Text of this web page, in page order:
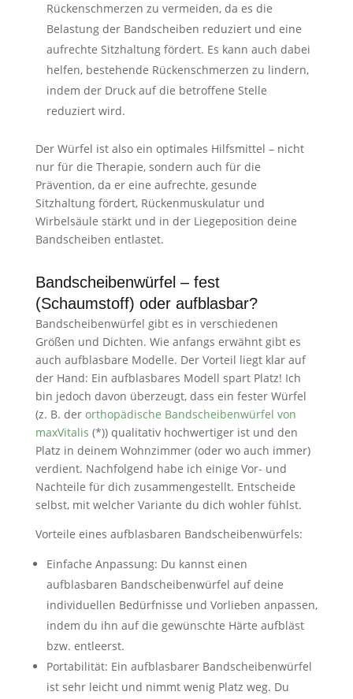
Rückenschmerzen zu vermeiden, da es die
Belastung der Bandscheiben reduziert und eine
aufrechte Sitzhaltung fördert. Es kann auch dabei
helfen, bestehende Rückenschmerzen zu lindern,
indem der Druck auf die betroffene Stelle
reduziert wird.
Der Würfel ist also ein optimales Hilfsmittel – nicht
nur für die Therapie, sondern auch für die
Prävention, da er eine aufrechte, gesunde
Sitzhaltung fördert, Rückenmuskulatur und
Wirbelsäule stärkt und in der Liegeposition deine
Bandscheiben entlastet.
Bandscheibenwürfel – fest
(Schaumstoff) oder aufblasbar?
Bandscheibenwürfel gibt es in verschiedenen
Größen und Dichten. Wie anfangs erwähnt gibt es
auch aufblasbare Modelle. Der Vorteil liegt klar auf
der Hand: Ein aufblasbares Modell spart Platz! Ich
bin jedoch davon überzeugt, dass ein fester Würfel
(z. B. der orthopädische Bandscheibenwürfel von
maxVitalis (*)) qualitativ hochwertiger ist und den
Platz in deinem Wohnzimmer (oder wo auch immer)
verdient. Nachfolgend habe ich einige Vor- und
Nachteile für dich zusammengestellt. Entscheide
selbst, mit welcher Variante du dich wohler fühlst.
Vorteile eines aufblasbaren Bandscheibenwürfels:
Einfache Anpassung: Du kannst einen
aufblasbaren Bandscheibenwürfel auf deine
individuellen Bedürfnisse und Vorlieben anpassen,
indem du ihn auf die gewünschte Härte aufbläst
bzw. entleerst.
Portabilität: Ein aufblasbarer Bandscheibenwürfel
ist sehr leicht und nimmt wenig Platz weg. Du